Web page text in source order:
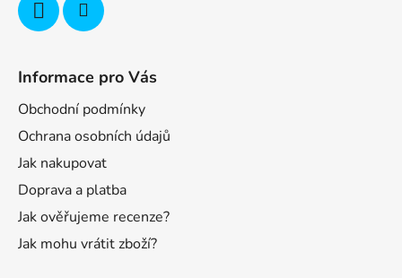
Informace pro Vás
Obchodní podmínky
Ochrana osobních údajů
Jak nakupovat
Doprava a platba
Jak ověřujeme recenze?
Jak mohu vrátit zboží?